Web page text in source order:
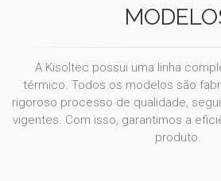
A Kisoltec possui uma linha
térmico. Todos os modelos são
rigoroso processo de qualidade,
vigentes. Com isso, garantimos a
produto.